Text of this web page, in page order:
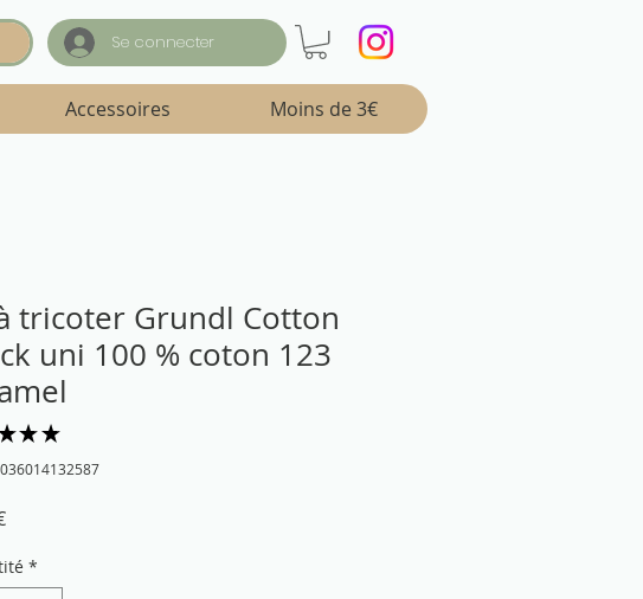
Se connecter
Accessoires Moins de 3€
tricoter Grundl Cotton
uni 100 % coton 123
★ ★
Prix
*